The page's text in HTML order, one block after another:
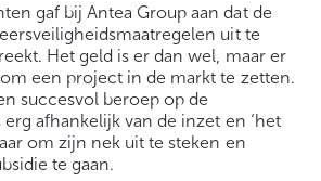
gaf bij Antea Group aan dat de
uit te
Het geld is er dan wel, maar er
een project in de markt te zetten.
succesvol beroep op de
afhankelijk van de inzet en ‘het
om zijn nek uit te steken en
te gaan.